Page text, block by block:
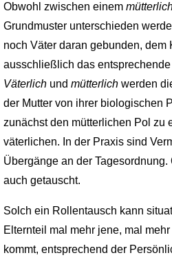
Obwohl zwischen einem
Grundmuster unter­schieden
noch Väter daran gebunden, dem
ausschließlich das
Väterlichund mütterlichwerden
der Mutter von ihrer biologischen
zunächst den mütterlichen Pol zu
väterlichen. In der Praxis sind
Übergänge an der
auch getauscht.
Solch ein Rollentausch kann
Elternteil mal mehr jene, mal
kommt, entsprechend der